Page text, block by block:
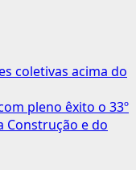
coletivas acima do
pleno êxito o 33º
Construção e do